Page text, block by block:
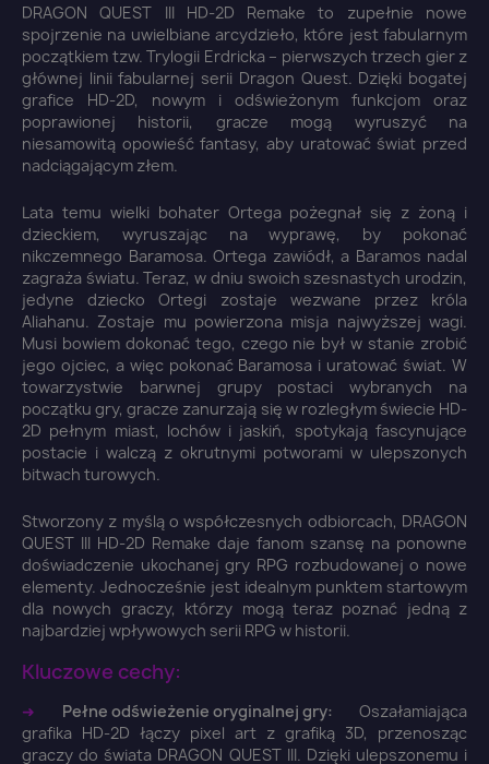
DRAGON QUEST III HD-2D Remake to zupełnie nowe
spojrzenie na uwielbiane arcydzieło, które jest fabularnym
początkiem tzw. Trylogii Erdricka – pierwszych trzech gier z
głównej linii fabularnej serii Dragon Quest. Dzięki bogatej
grafice HD-2D, nowym i odświeżonym funkcjom oraz
poprawionej historii, gracze mogą wyruszyć na
niesamowitą opowieść fantasy, aby uratować świat przed
nadciągającym złem.
Lata temu wielki bohater Ortega pożegnał się z żoną i
dzieckiem, wyruszając na wyprawę, by pokonać
nikczemnego Baramosa. Ortega zawiódł, a Baramos nadal
zagraża światu. Teraz, w dniu swoich szesnastych urodzin,
jedyne dziecko Ortegi zostaje wezwane przez króla
Aliahanu. Zostaje mu powierzona misja najwyższej wagi.
Musi bowiem dokonać tego, czego nie był w stanie zrobić
jego ojciec, a więc pokonać Baramosa i uratować świat. W
towarzystwie barwnej grupy postaci wybranych na
początku gry, gracze zanurzają się w rozległym świecie HD-
2D pełnym miast, lochów i jaskiń, spotykają fascynujące
postacie i walczą z okrutnymi potworami w ulepszonych
bitwach turowych.
Stworzony z myślą o współczesnych odbiorcach, DRAGON
QUEST III HD-2D Remake daje fanom szansę na ponowne
doświadczenie ukochanej gry RPG rozbudowanej o nowe
elementy. Jednocześnie jest idealnym punktem startowym
dla nowych graczy, którzy mogą teraz poznać jedną z
najbardziej wpływowych serii RPG w historii.
Kluczowe cechy:
➜ Pełne odświeżenie oryginalnej gry: Oszałamiająca
grafika HD-2D łączy pixel art z grafiką 3D, przenosząc
graczy do świata DRAGON QUEST III. Dzięki ulepszonemu i
Zaloguj się
You need to be logged in to save products in your
wish list.